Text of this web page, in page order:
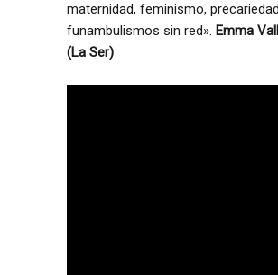
maternidad, feminismo,
funambulismos sin red». Emma
(La Ser)